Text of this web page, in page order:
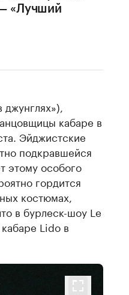
«Лучший
кабаре в
Эйджистские
подкравшейся
этому особого
гордится
костюмах,
в бурлеск-шоу Le
Lido в